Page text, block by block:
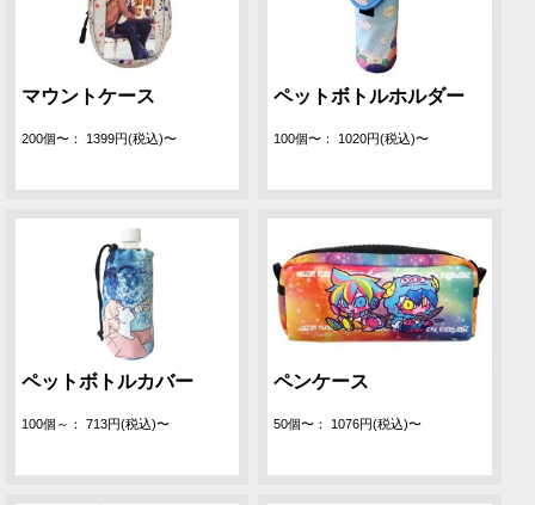
マウントケース
200個〜： 1399円(税込)〜
ペットボトルホルダー
100個〜： 1020円(税込)〜
ペットボトルカバー
100個～： 713円(税込)〜
ペンケース
50個〜： 1076円(税込)〜